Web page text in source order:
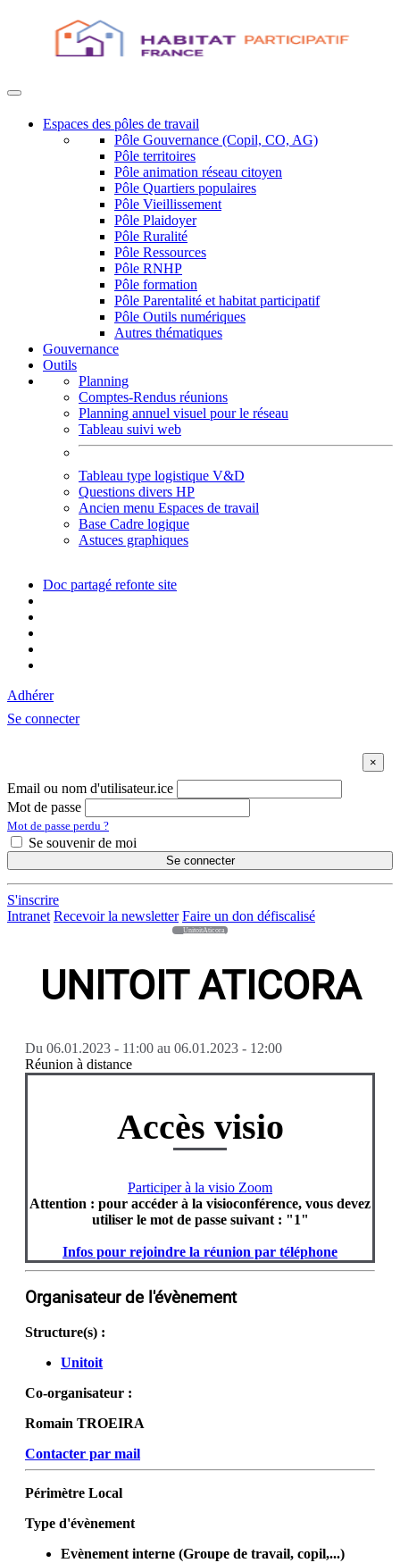
Espaces des pôles de travail
Pôle Gouvernance (Copil, CO, AG)
Pôle territoires
Pôle animation réseau citoyen
Pôle Quartiers populaires
Pôle Vieillissement
Pôle Plaidoyer
Pôle Ruralité
Pôle Ressources
Pôle RNHP
Pôle formation
Pôle Parentalité et habitat participatif
Pôle Outils numériques
Autres thématiques
Gouvernance
Outils
Planning
Comptes-Rendus réunions
Planning annuel visuel pour le réseau
Tableau suivi web
Tableau type logistique V&D
Questions divers HP
Ancien menu Espaces de travail
Base Cadre logique
Astuces graphiques
Doc partagé refonte site
Adhérer
Se connecter
Email ou nom d'utilisateur.ice
Mot de passe
Mot de passe perdu ?
Se souvenir de moi
Se connecter
S'inscrire
Intranet Recevoir la newsletter Faire un don défiscalisé
UnitoitAticora
UNITOIT ATICORA
Du 06.01.2023 - 11:00 au 06.01.2023 - 12:00
Réunion à distance
Accès visio
Participer à la visio Zoom
Attention : pour accéder à la visioconférence, vous devez
utiliser le mot de passe suivant : "1"
Infos pour rejoindre la réunion par téléphone
Organisateur de l'évènement
Structure(s) :
Unitoit
Co-organisateur :
Romain TROEIRA
Contacter par mail
Périmètre Local
Type d'évènement
Evènement interne (Groupe de travail, copil,...)